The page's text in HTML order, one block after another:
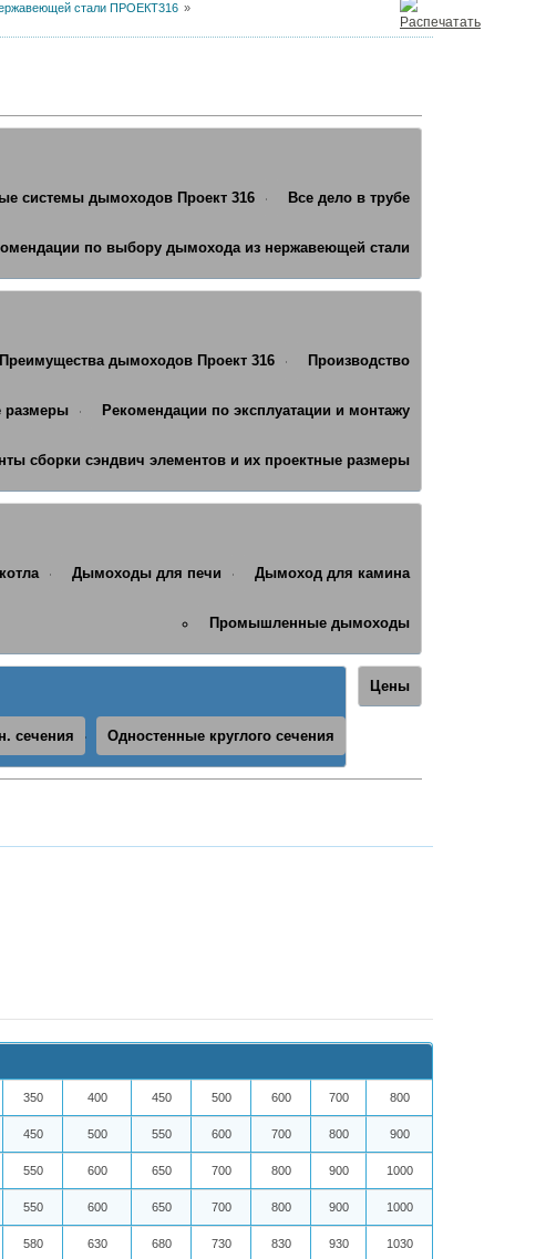
стали ПРОЕКТ316
Все дело в трубе
системы дымоходов Проект 316
по выбору дымохода из нержавеющей стали
Производство
Преимущества дымоходов Проект 316
Рекомендации по эксплуатации и монтажу
размеры
сборки сэндвич элементов и их проектные размеры
Дымоход для камина
Дымоходы для печи
Промышленные дымоходы
Цены
Одностенные круглого сечения
сечения
350 400 450 500 600 700 800
450 500 550 600 700 800 900
550 600 650 700 800 900 1000
550 600 650 700 800 900 1000
580 630 680 730 830 930 1030